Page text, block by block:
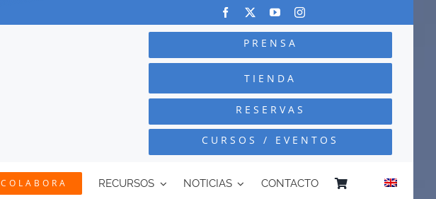
PRENSA
TIENDA
RESERVAS
CURSOS / EVENTOS
COLABORA RECURSOS NOTICIAS CONTACTO